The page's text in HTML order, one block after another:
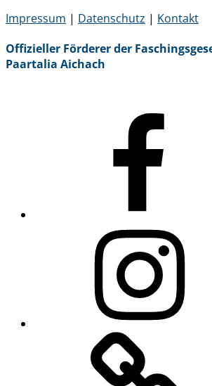
Impressum | Datenschutz | Kontakt
Offizieller Förderer der
Paartalia Aichach